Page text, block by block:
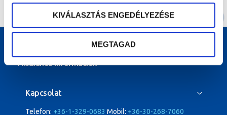
KIVÁLASZTÁS ENGEDÉLYEZÉSE
MEGTAGAD
Általános Információk
Kapcsolat
Telefon: +36-1-329-0683 Mobil: +36-30-268-7060